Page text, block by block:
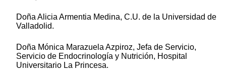
Doña Alicia Armentia Medina, C.U. de la Universidad de
Valladolid.
Doña Mónica Marazuela Azpiroz, Jefa de Servicio,
Servicio de Endocrinología y Nutrición, Hospital
Universitario La Princesa.